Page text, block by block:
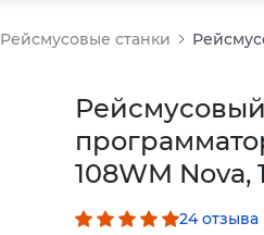
Рейсмусовые станки
108WМ Nova,
24 отзыва